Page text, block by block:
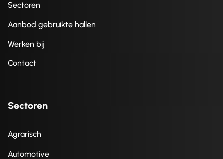
Sectoren
Aanbod gebruikte hallen
Werken bij
Contact
Sectoren
Agrarisch
Automotive